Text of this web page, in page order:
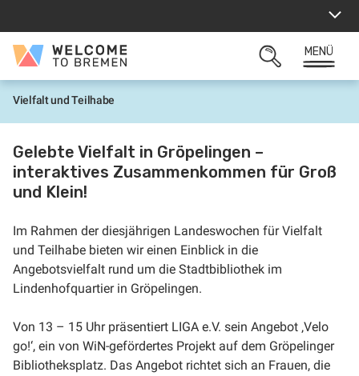
springen
Welcome
Bremen
SUCHFELD
MENÜ
S
r
t
Vielfalt und Teilhabe
Gelebte Vielfalt in Gröpelingen –
interaktives Zusammenkommen für Groß
und Klein!
Im Rahmen der diesjährigen Landeswochen für Vielfalt
und Teilhabe bieten wir einen Einblick in die
Angebotsvielfalt rund um die Stadtbibliothek im
Lindenhofquartier in Gröpelingen.
Von 13 – 15 Uhr präsentiert LIGA e.V. sein Angebot ‚Velo
go!‘, ein von WiN-gefördertes Projekt auf dem Gröpelinger
Bibliotheksplatz. Das Angebot richtet sich an Frauen, die